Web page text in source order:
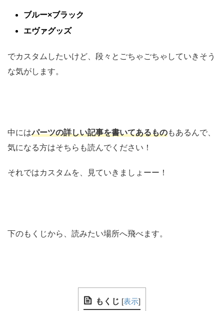
ブルー×ブラック
エヴァグッズ
でカスタムしたいけど、段々とごちゃごちゃしていきそう
な気がします。
中にはパーツの詳しい記事を書いてあるものもあるんで、
気になる方はそちらも読んでください！
それではカスタムを、見ていきましょーー！
下のもくじから、読みたい場所へ飛べます。
もくじ [表示]